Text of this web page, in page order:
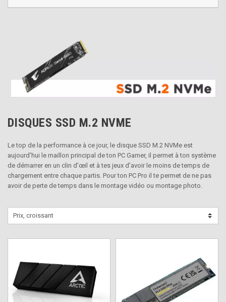
DISQUES SSD M.2 NVME
Le top de la performance à ce jour, le disque SSD M.2 NVMe est
aujourd'hui le maillon principal de ton PC Gamer, il permet à ton système
de démarrer en un clin d'œil et à tes jeux d'avoir le moins de temps de
chargement entre chaque partis. Pour ton PC Pro il te permet de ne pas
avoir de perte de temps dans le montage vidéo ou montage photo.
Prix, croissant